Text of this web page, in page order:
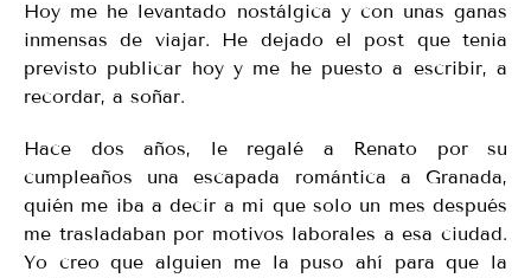
Hoy me he levantado nostálgica y con unas ganas
inmensas de viajar. He dejado el post que tenia
previsto publicar hoy y me he puesto a escribir, a
recordar, a soñar.
Hace dos años, le regalé a Renato por su
cumpleaños una escapada romántica a Granada,
quién me iba a decir a mi que solo un mes después
me trasladaban por motivos laborales a esa ciudad.
Yo creo que alguien me la puso ahí para que la